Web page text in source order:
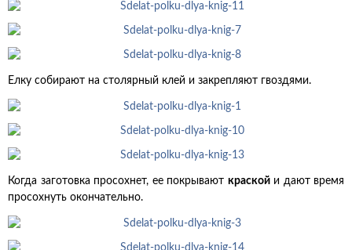
Елку собирают на столярный клей и закрепляют гвоздями.
Когда заготовка просохнет, ее покрывают краскойи дают время
просохнуть окончательно.